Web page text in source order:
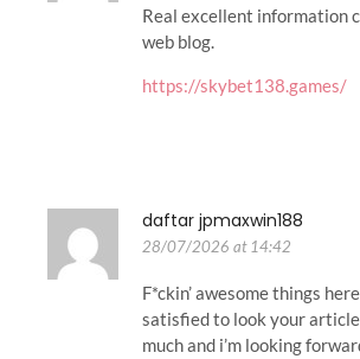
Real excellent information
web blog.
https://skybet138.games/
daftar jpmaxwin188
28/07/2026 at 14:42
F*ckin’ awesome things
satisfied to look your
much and i’m looking